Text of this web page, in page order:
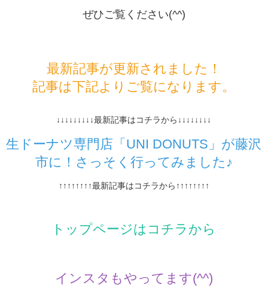
ぜひご覧ください(^^)
最新記事が更新されました！
記事は下記よりご覧になります。
↓↓↓↓↓↓↓↓↓最新記事はコチラから↓↓↓↓↓↓↓↓
生ドーナツ専門店「UNI DONUTS」が藤沢
市に！さっそく行ってみました♪
↑↑↑↑↑↑↑↑最新記事はコチラから↑↑↑↑↑↑↑↑
トップページはコチラから
インスタもやってます(^^)